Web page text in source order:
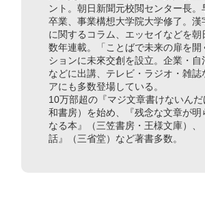
ント。朝日新聞元校閲センター長。
卒業、事業構想大学院大学修了。漢
に関するコラム、エッセイなどを朝
数年連載。「ことばで未来の扉を開
ションに未來交創を設立。企業・自
などに出講、テレビ・ラジオ・雑誌
アにも多数登場している。
10万部超の『マジ文章書けないん
和書房）を始め、『残念な文章が明
なる本』（三笠書房・王様文庫）、
話』（三省堂）など著書多数。